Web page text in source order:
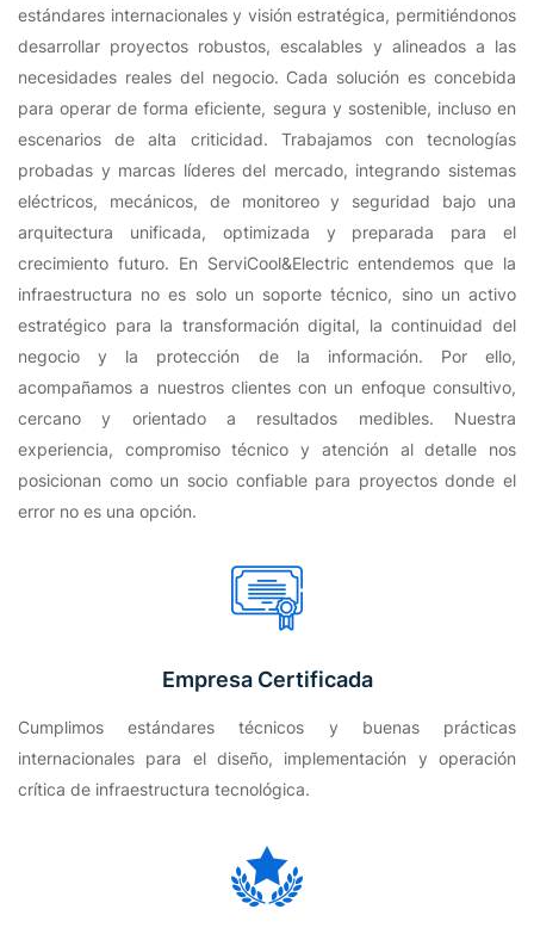
estándares internacionales y visión estratégica, permitiéndonos
desarrollar proyectos robustos, escalables y alineados a las
necesidades reales del negocio. Cada solución es concebida
para operar de forma eficiente, segura y sostenible, incluso en
escenarios de alta criticidad. Trabajamos con tecnologías
probadas y marcas líderes del mercado, integrando sistemas
eléctricos, mecánicos, de monitoreo y seguridad bajo una
arquitectura unificada, optimizada y preparada para el
crecimiento futuro. En ServiCool&Electric entendemos que la
infraestructura no es solo un soporte técnico, sino un activo
estratégico para la transformación digital, la continuidad del
negocio y la protección de la información. Por ello,
acompañamos a nuestros clientes con un enfoque consultivo,
cercano y orientado a resultados medibles. Nuestra
experiencia, compromiso técnico y atención al detalle nos
posicionan como un socio confiable para proyectos donde el
error no es una opción.
Empresa Certificada
Cumplimos estándares técnicos y buenas prácticas
internacionales para el diseño, implementación y operación
crítica de infraestructura tecnológica.